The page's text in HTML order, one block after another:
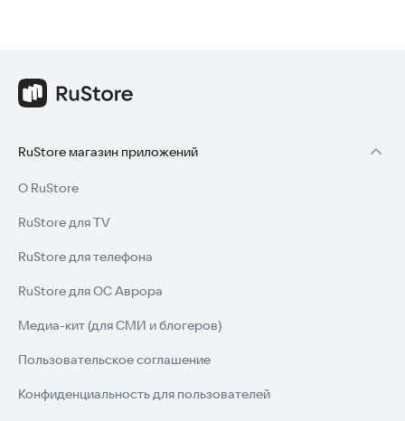
RuStore магазин приложений
О RuStore
RuStore для TV
RuStore для телефона
RuStore для ОС Аврора
Медиа-кит (для СМИ и блогеров)
Пользовательское соглашение
Конфиденциальность для пользователей